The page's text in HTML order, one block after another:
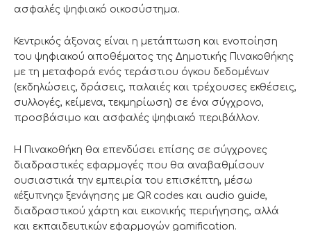
ασφαλές ψηφιακό οικοσύστημα.
Κεντρικός άξονας είναι η μετάπτωση και ενοποίηση
του ψηφιακού αποθέματος της Δημοτικής Πινακοθήκης
με τη μεταφορά ενός τεράστιου όγκου δεδομένων
(εκδηλώσεις, δράσεις, παλαιές και τρέχουσες εκθέσεις,
συλλογές, κείμενα, τεκμηρίωση) σε ένα σύγχρονο,
προσβάσιμο και ασφαλές ψηφιακό περιβάλλον.
Η Πινακοθήκη θα επενδύσει επίσης σε σύγχρονες
διαδραστικές εφαρμογές που θα αναβαθμίσουν
ουσιαστικά την εμπειρία του επισκέπτη, μέσω
«έξυπνης» ξενάγησης με QR codes και audio guide,
διαδραστικού χάρτη και εικονικής περιήγησης, αλλά
και εκπαιδευτικών εφαρμογών gamification.